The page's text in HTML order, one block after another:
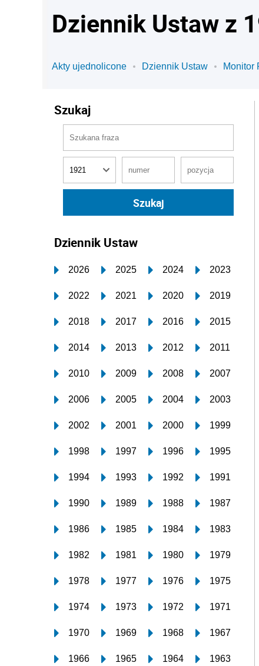
Dziennik Ustaw z
Akty ujednolicone Dziennik Ustaw Monitor
Szukaj
Dziennik Ustaw
2026 2025 2024 2023
2022 2021 2020 2019
2018 2017 2016 2015
2014 2013 2012 2011
2010 2009 2008 2007
2006 2005 2004 2003
2002 2001 2000 1999
1998 1997 1996 1995
1994 1993 1992 1991
1990 1989 1988 1987
1986 1985 1984 1983
1982 1981 1980 1979
1978 1977 1976 1975
1974 1973 1972 1971
1970 1969 1968 1967
1966 1965 1964 1963